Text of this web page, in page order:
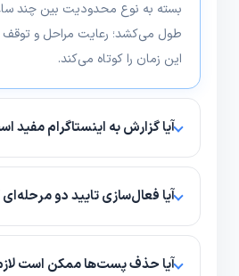
بسته به نوع محدودیت بین چند
طول می‌کشد؛ رعایت مراحل و توقف
این زمان را کوتاه می‌کند.
آیا گزارش به اینستاگرام مفید
بله، ارسال درخواست بازنگری با
موثر باشد؛ مخصوصاً اگر محدودیت
آیا فعال‌سازی تایید دو
بله، این کار امنیت را بالا می‌برد و
الگوریتم می‌فرستد که حساب تحت
آیا حذف پست‌ها ممکن است